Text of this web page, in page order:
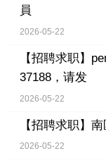
員
2026-05-22
【招聘求职】
37188，请发
2026-05-22
【招聘求职】 南
2026-05-22